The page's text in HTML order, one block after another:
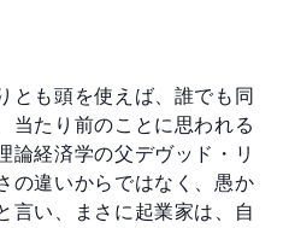
とも頭を使えば、誰でも同
当たり前のことに思われる
論経済学の父デヴッド・リ
の違いからではなく、愚か
言い、まさに起業家は、自